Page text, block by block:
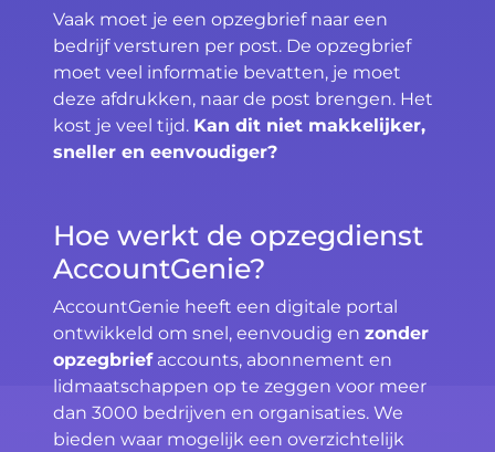
Vaak moet je een opzegbrief naar een
bedrijf versturen per post. De opzegbrief
moet veel informatie bevatten, je moet
deze afdrukken, naar de post brengen. Het
kost je veel tijd. Kan dit niet makkelijker,
sneller en eenvoudiger?
Hoe werkt de opzegdienst
AccountGenie?
AccountGenie heeft een digitale portal
ontwikkeld om snel, eenvoudig en zonder
opzegbriefaccounts, abonnement en
lidmaatschappen op te zeggen voor meer
dan 3000 bedrijven en organisaties. We
bieden waar mogelijk een overzichtelijk